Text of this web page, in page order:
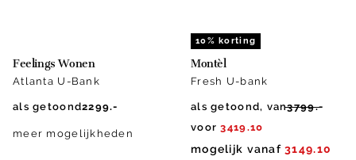
Feelings Wonen
Atlanta U-Bank
als getoond2299.-
meer mogelijkheden
10% korting
Montèl
Fresh U-bank
als getoond, van3799.-
voor 3419.10
mogelijk vanaf 3149.10